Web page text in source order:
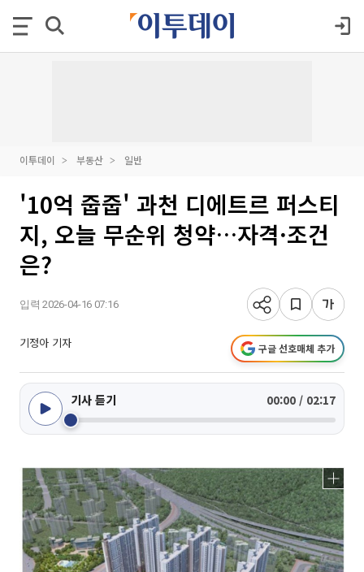
이투데이 부동산 일반
'10억 줍줍' 과천 디에트르 퍼스티
지, 오늘 무순위 청약…자격·조건
은?
입력 2026-04-16 07:16
기정아 기자 구글 선호매체 추가
기사 듣기 00:00 / 02:17